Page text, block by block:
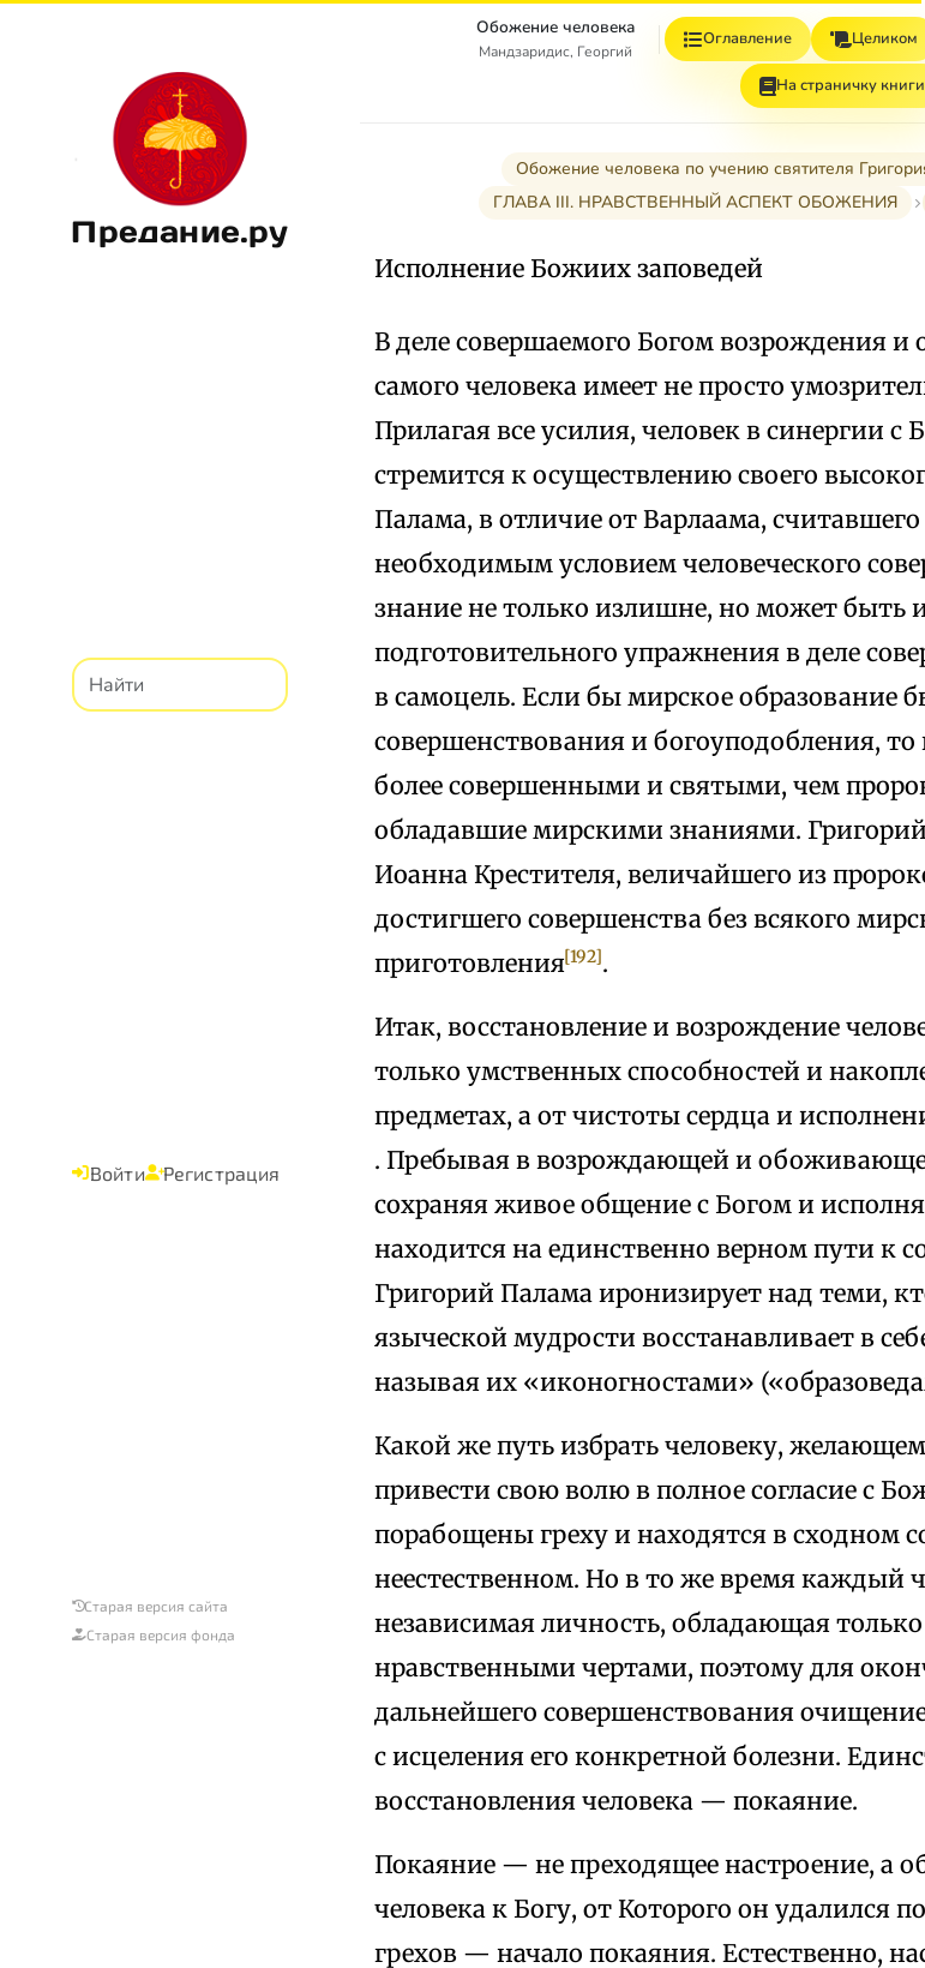
Предание.ру
Войти Регистрация
Старая версия сайта
Старая версия фонда
Обожение человека
Мандзаридис, Георгий
Оглавление Целиком
На страничку книги
Обожение человека по учению святителя
ГЛАВА III. НРАВСТВЕННЫЙ АСПЕКТ ОБОЖЕНИЯ
Исполнение Божиих заповедей
В деле совершаемого Богом возрождения и
самого человека имеет не просто
Прилагая все усилия, человек в синергии
стремится к осуществлению своего
Палама, в отличие от Варлаама,
необходимым условием человеческого
знание не только излишне, но может быть
подготовительного упражнения в деле
в самоцель. Если бы мирское образование
совершенствования и богоуподобления,
более совершенными и святыми, чем
обладавшие мирскими знаниями.
Иоанна Крестителя, величайшего из
достигшего совершенства без всякого
приготовления[192].
Итак, восстановление и возрождение
только умственных способностей и
предметах, а от чистоты сердца и
. Пребывая в возрождающей и
сохраняя живое общение с Богом и
находится на единственно верном пути к
Григорий Палама иронизирует над теми,
языческой мудрости восстанавливает в
называя их «иконогностами»
Какой же путь избрать человеку,
привести свою волю в полное согласие с
порабощены греху и находятся в сходном
неестественном. Но в то же время каждый
независимая личность, обладающая
нравственными чертами, поэтому для
дальнейшего совершенствования
с исцеления его конкретной болезни.
восстановления человека — покаяние.
Покаяние — не преходящее настроение, а
человека к Богу, от Которого он удалился
грехов — начало покаяния. Естественно,